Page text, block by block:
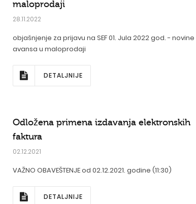
maloprodaji
28.11.2022
objašnjenje za prijavu na SEF 01. Jula 2022 god. - novine
avansa u maloprodaji
DETALJNIJE
Odložena primena izdavanja elektronskih
faktura
02.12.2021
VAŽNO OBAVEŠTENJE od 02.12.2021. godine (11:30)
DETALJNIJE